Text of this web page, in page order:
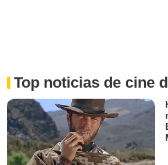
Top noticias de cine